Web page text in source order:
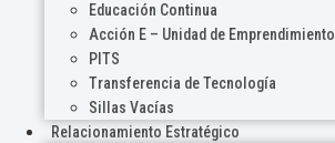
Educación Continua
Acción E – Unidad de Emprendimiento
PITS
Transferencia de Tecnología
Sillas Vacías
Relacionamiento Estratégico